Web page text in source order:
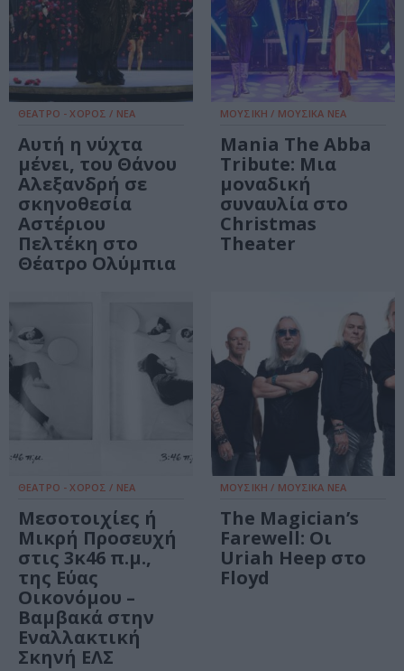
ΘΕΑΤΡΟ - ΧΟΡΟΣ / ΝΕΑ
Αυτή η νύχτα
μένει, του Θάνου
Αλεξανδρή σε
σκηνοθεσία
Αστέριου
Πελτέκη στο
Θέατρο Ολύμπια
ΜΟΥΣΙΚΗ / ΜΟΥΣΙΚΑ ΝΕΑ
Mania The Abba
Tribute: Μια
μοναδική
συναυλία στο
Christmas
Theater
ΘΕΑΤΡΟ - ΧΟΡΟΣ / ΝΕΑ
Μεσοτοιχίες ή
Μικρή Προσευχή
στις 3κ46 π.μ.,
της Εύας
Οικονόμου –
Βαμβακά στην
Εναλλακτική
Σκηνή ΕΛΣ
ΜΟΥΣΙΚΗ / ΜΟΥΣΙΚΑ ΝΕΑ
The Magician’s
Farewell: Οι
Uriah Heep στο
Floyd